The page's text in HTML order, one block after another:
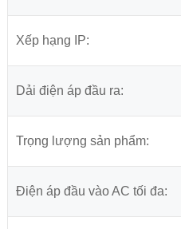
Xếp hạng IP:
Dải điện áp đầu ra:
Trọng lượng sản phẩm:
Điện áp đầu vào AC tối đa: